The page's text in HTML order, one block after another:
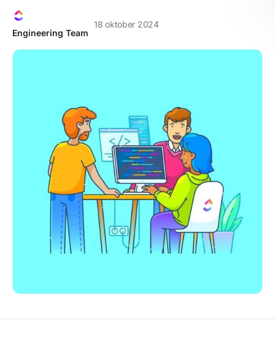
Engineering Team
18 oktober 2024